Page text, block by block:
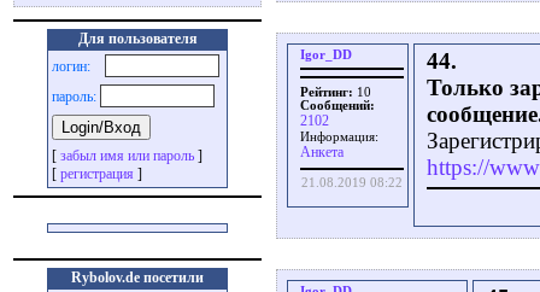
Для пользователя
логин:
пароль:
[ забыл имя или пароль ]
[ регистрация ]
Rybolov.de посетили
Igor_DD
Рейтинг: 10
Сообщений:
2102
Информация:
Aнкета
21.08.2019 08:22
44.
Только
https://